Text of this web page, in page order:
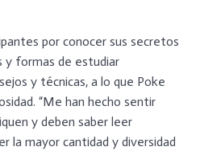
por conocer sus secretos
y formas de estudiar
y técnicas, a lo que Poke
“Me han hecho sentir
y deben saber leer
la mayor cantidad y diversidad